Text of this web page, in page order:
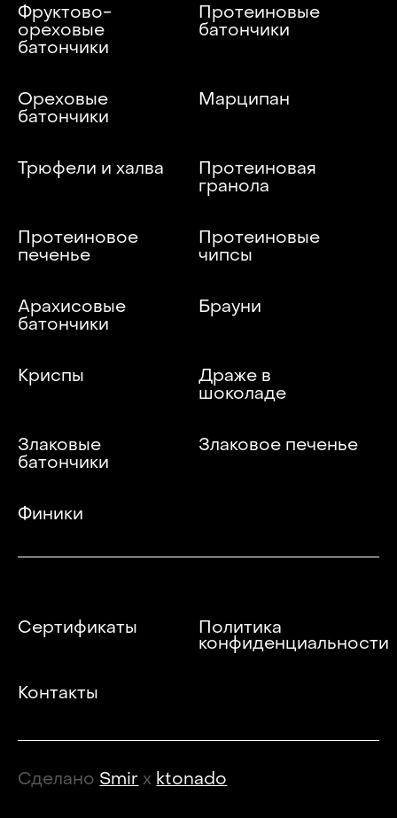
Фруктово-
ореховые
батончики
Протеиновые
батончики
Ореховые
батончики
Марципан
Трюфели и халва
Протеиновая
гранола
Протеиновое
печенье
Протеиновые
чипсы
Арахисовые
батончики
Брауни
Криспы
Драже в
шоколаде
Злаковые
батончики
Злаковое печенье
Финики
Сертификаты Политика
конфиденциальности
Контакты
Сделано Smir x ktonado